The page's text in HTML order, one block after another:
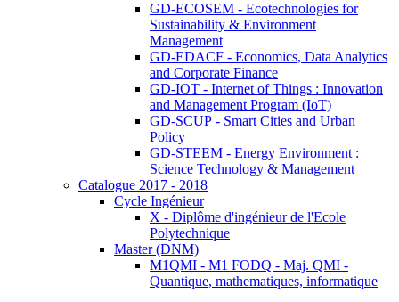
GD-ECOSEM - Ecotechnologies for
Sustainability & Environment
Management
GD-EDACF - Economics, Data Analytics
and Corporate Finance
GD-IOT - Internet of Things : Innovation
and Management Program (IoT)
GD-SCUP - Smart Cities and Urban
Policy
GD-STEEM - Energy Environment :
Science Technology & Management
Catalogue 2017 - 2018
Cycle Ingénieur
X - Diplôme d'ingénieur de l'Ecole
Polytechnique
Master (DNM)
M1QMI - M1 FODQ - Maj. QMI -
Quantique, mathematiques, informatique